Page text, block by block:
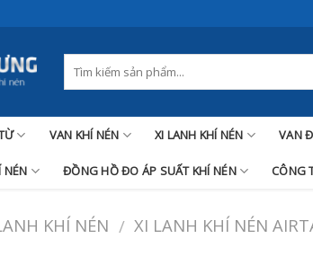
VAN KHÍ NÉN XI LANH KHÍ NÉN VAN
NÉN ĐỒNG HỒ ĐO ÁP SUẤT KHÍ NÉN CÔNG
KHÍ NÉN / XI LANH KHÍ NÉN